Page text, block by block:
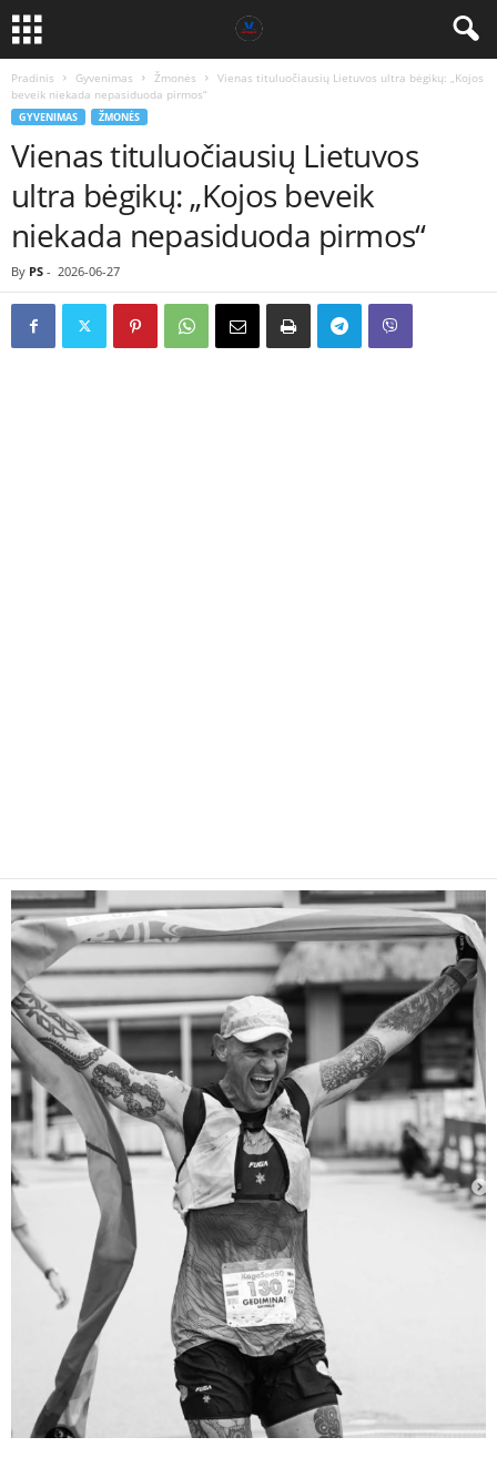
Pradinis Gyvenimas Žmonės
Vienas tituluočiausių Lietuvos ultra bėgikų: „Kojos
beveik niekada nepasiduoda pirmos“
GYVENIMAS ŽMONĖS
Vienas tituluočiausių Lietuvos
ultra bėgikų: „Kojos beveik
niekada nepasiduoda pirmos“
By PS - 2026-06-27